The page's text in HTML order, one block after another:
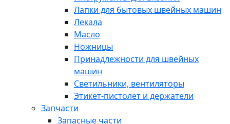
Лапки для бытовых швейных машин
Лекала
Масло
Ножницы
Принадлежности для швейных
машин
Светильники, вентиляторы
Этикет-пистолет и держатели
Запчасти
Запасные части